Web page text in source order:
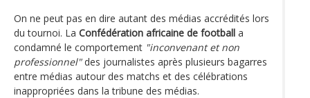
On ne peut pas en dire autant des médias accrédités lors
du tournoi. La Confédération africaine de football a
condamné le comportement "inconvenant et non
professionnel"des journalistes après plusieurs bagarres
entre médias autour des matchs et des célébrations
inappropriées dans la tribune des médias.